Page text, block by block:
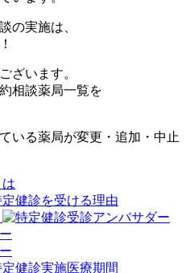
の実施は、
ざいます。
相談薬局一覧を
いる薬局が変更・追加・中止